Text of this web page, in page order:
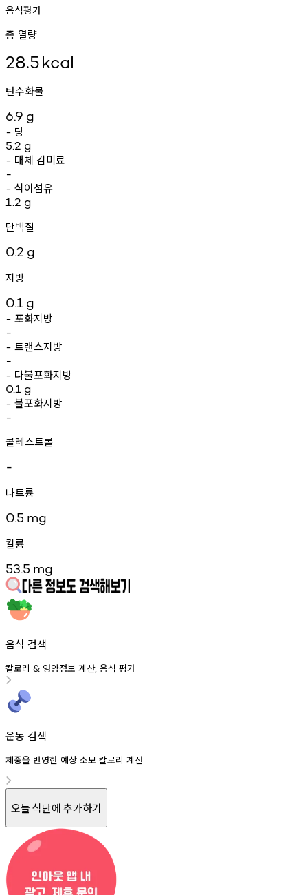
음식평가
총 열량
28.5kcal
탄수화물
6.9 g
- 당
5.2 g
- 대체 감미료
-
- 식이섬유
1.2 g
단백질
0.2 g
지방
0.1 g
- 포화지방
-
- 트랜스지방
-
- 다불포화지방
0.1 g
- 불포화지방
-
콜레스트롤
-
나트륨
0.5 mg
칼륨
53.5 mg
음식 검색
칼로리 & 영양정보 계산, 음식 평가
운동 검색
체중을 반영한 예상 소모 칼로리 계산
오늘 식단에 추가하기